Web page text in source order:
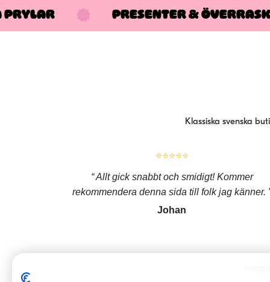
PRYLAR PRESENTER &
Klassiska svenska
⭐⭐⭐⭐⭐
Allt gick snabbt och smidigt! Kommer
rekommendera denna sida till folk jag känner.
Johan